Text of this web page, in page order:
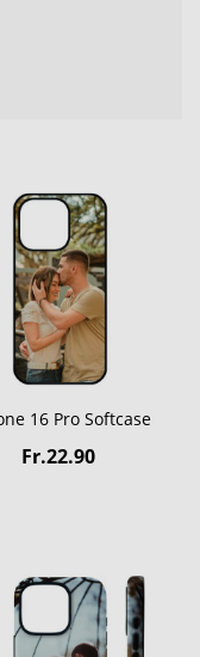
16 Pro Softcase
Fr.22.90